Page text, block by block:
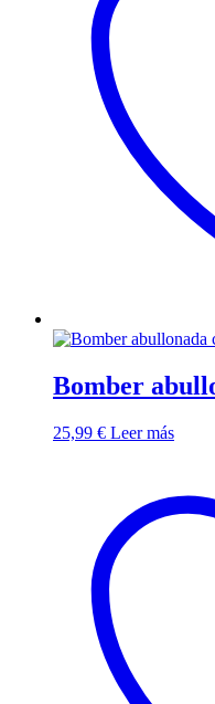
Bomber
25,99 € Leer más